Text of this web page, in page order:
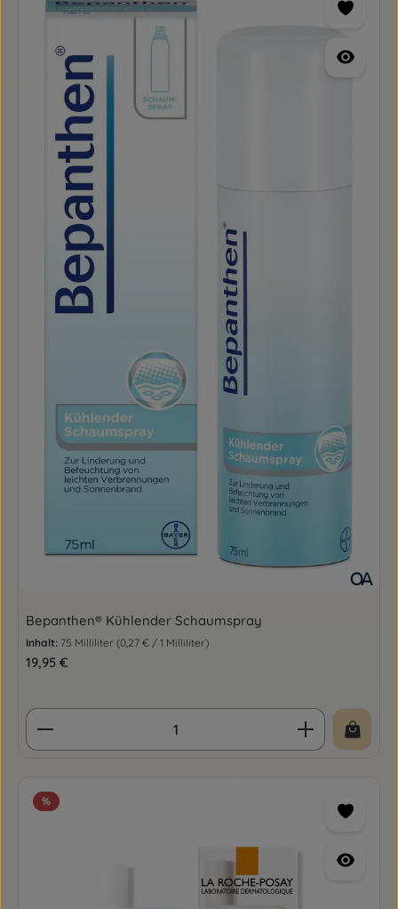
Bepanthen® Kühlender Schaumspray
Inhalt: 75 Milliliter (0,27 € / 1 Milliliter)
Regulärer Preis:
19,95 €
Produkt Anzahl: Gib den gewünschten Wert
%